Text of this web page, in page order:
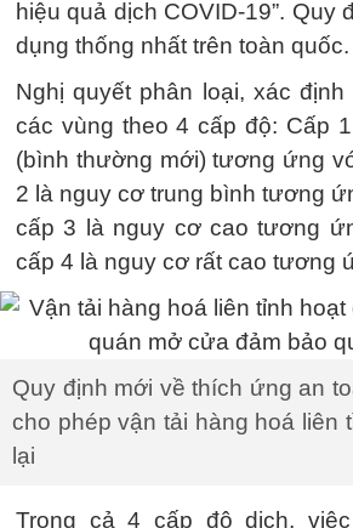
hiệu quả dịch COVID-19”. Quy
dụng thống nhất trên toàn quốc.
Nghị quyết phân loại, xác
các vùng theo 4 cấp độ: Cấp
(bình thường mới) tương ứng
2 là nguy cơ trung bình tương
cấp 3 là nguy cơ cao tương
cấp 4 là nguy cơ rất cao tương
Quy định mới về thích ứng an
cho phép vận tải hàng hoá liên
lại
Trong cả 4 cấp độ dịch,